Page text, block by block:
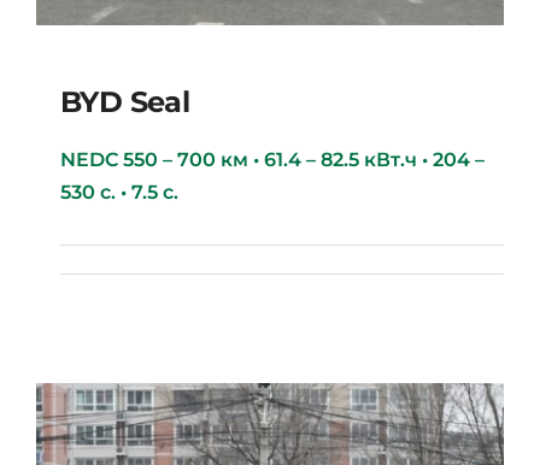
BYD Seal
NEDC 550 – 700 км • 61.4 – 82.5 кВт.ч • 204 –
530 с. • 7.5 с.